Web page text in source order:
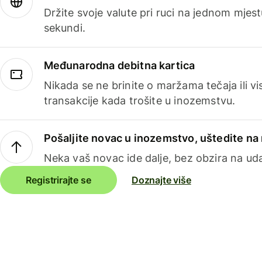
Držite svoje valute pri ruci na jednom
sekundi.
Međunarodna debitna kartica
Nikada se ne brinite o maržama tečaja ili
transakcije kada trošite u inozemstvu.
Pošaljite novac u inozemstvo, uštedite na
Neka vaš novac ide dalje, bez obzira na
Registrirajte se Doznajte više